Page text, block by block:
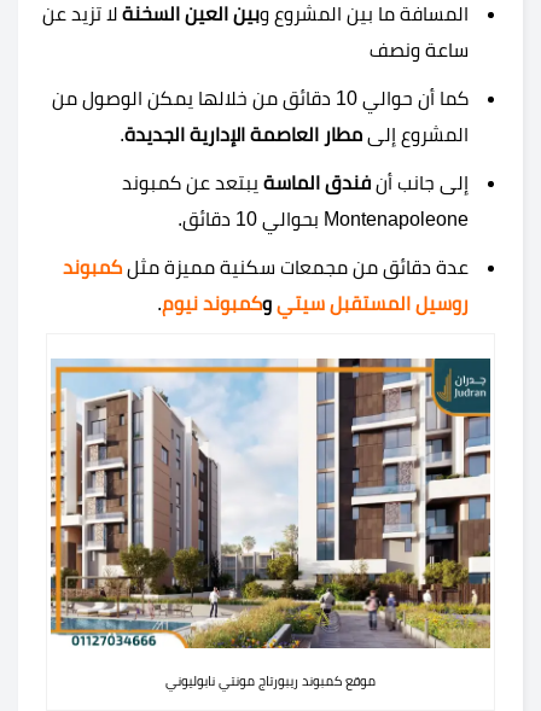
المسافة ما بين المشروع وبين العين السخنة لا تزيد عن
ساعة ونصف
كما أن حوالي 10 دقائق من خلالها يمكن الوصول من
المشروع إلى مطار العاصمة الإدارية الجديدة.
إلى جانب أن فندق الماسة يبتعد عن كمبوند
Montenapoleone بحوالي 10 دقائق.
عدة دقائق من مجمعات سكنية مميزة مثل كمبوند
روسيل المستقبل سيتي وكمبوند نيوم.
موقع كمبوند ريبورتاج مونتي نابوليوني